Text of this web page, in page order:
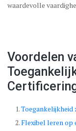
waardevolle
Voordelen
Toegankelijkheid
Flexibel leren op